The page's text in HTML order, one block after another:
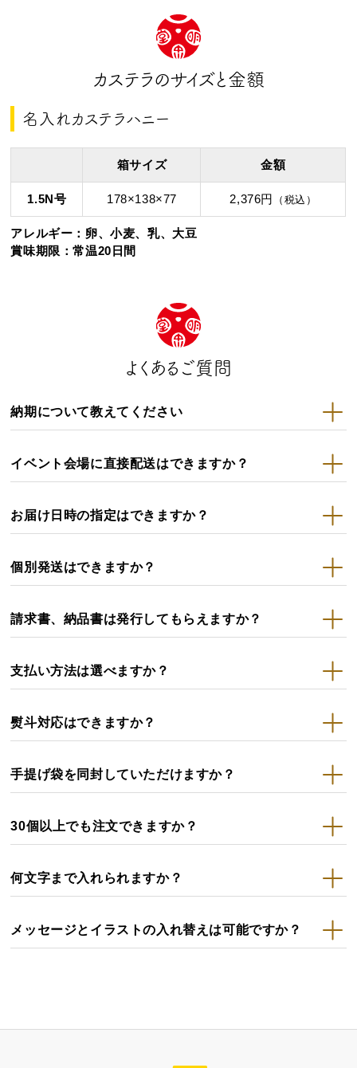
カステラのサイズと金額
名入れカステラハニー
箱サイズ 金額
1.5N号 178×138×77 2,376円 （税込）
アレルギー：卵、小麦、乳、大豆
賞味期限：常温20日間
よくあるご質問
納期について教えてください
イベント会場に直接配送はできますか？
お届け日時の指定はできますか？
個別発送はできますか？
請求書、納品書は発行してもらえますか？
支払い方法は選べますか？
熨斗対応はできますか？
手提げ袋を同封していただけますか？
30個以上でも注文できますか？
何文字まで入れられますか？
メッセージとイラストの入れ替えは可能ですか？